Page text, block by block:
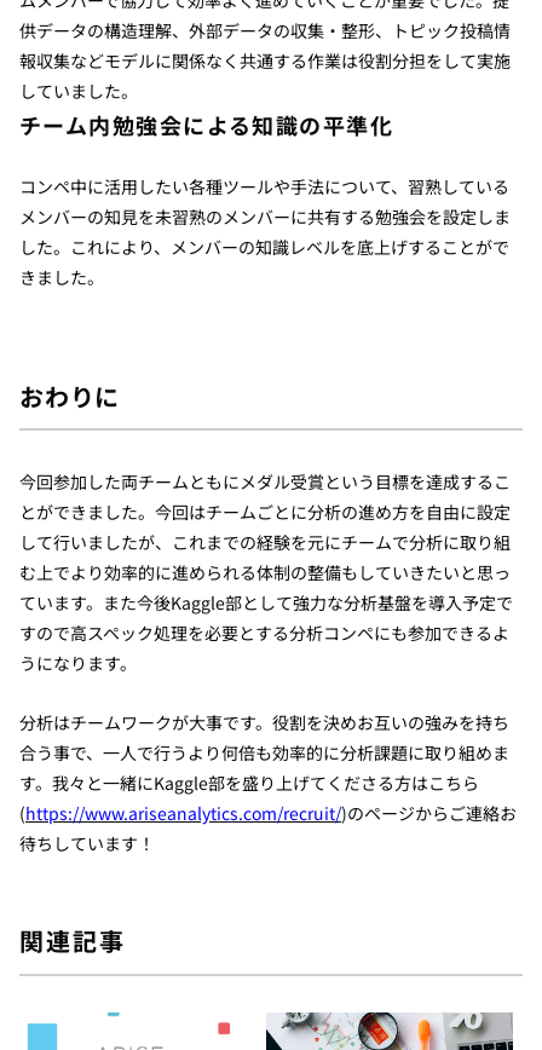
供データの構造理解、外部データの収集・整形、トピック投稿情
報収集などモデルに関係なく共通する作業は役割分担をして実施
していました。
チーム内勉強会による知識の平準化
コンペ中に活用したい各種ツールや手法について、習熟している
メンバーの知見を未習熟のメンバーに共有する勉強会を設定しま
した。これにより、メンバーの知識レベルを底上げすることがで
きました。
おわりに
今回参加した両チームともにメダル受賞という目標を達成するこ
とができました。今回はチームごとに分析の進め方を自由に設定
して行いましたが、これまでの経験を元にチームで分析に取り組
む上でより効率的に進められる体制の整備もしていきたいと思っ
ています。また今後Kaggle部として強力な分析基盤を導入予定で
すので高スペック処理を必要とする分析コンペにも参加できるよ
うになります。
分析はチームワークが大事です。役割を決めお互いの強みを持ち
合う事で、一人で行うより何倍も効率的に分析課題に取り組めま
す。我々と一緒にKaggle部を盛り上げてくださる方はこちら
(https://www.ariseanalytics.com/recruit/)のページからご連絡お
待ちしています！
関連記事